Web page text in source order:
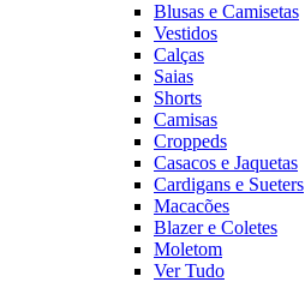
Blusas e Camisetas
Vestidos
Calças
Saias
Shorts
Camisas
Croppeds
Casacos e Jaquetas
Cardigans e Sueters
Macacões
Blazer e Coletes
Moletom
Ver Tudo